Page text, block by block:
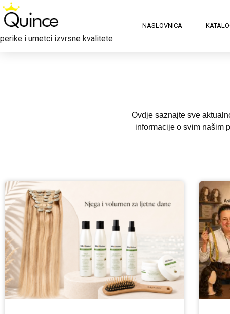
perike i umetci izvrsne kvalitete
NASLOVNICA
Ovdje saznajte sve
informacije o svim našim